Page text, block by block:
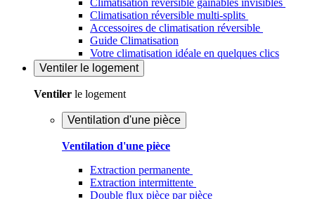
Climatisation réversible gainables invisibles
Climatisation réversible multi-splits
Accessoires de climatisation réversible
Guide Climatisation
Votre climatisation idéale en quelques clics
Ventiler le logement
Ventiler le logement
Ventilation d'une pièce
Ventilation d'une pièce
Extraction permanente
Extraction intermittente
Double flux pièce par pièce